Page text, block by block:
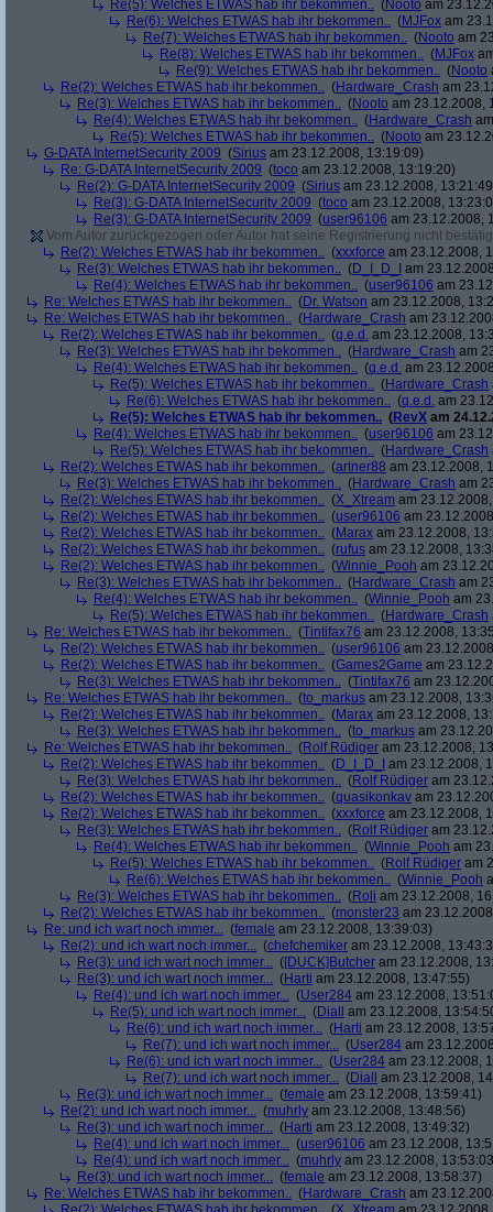
Re(5): Welches ETWAS hab ihr bekommen.. ( Nooto am
Re(6): Welches ETWAS hab ihr bekommen.. (MJFox am
Re(7): Welches ETWAS hab ihr bekommen.. (Nooto am
Re(8): Welches ETWAS hab ihr bekommen.. (MJFox
Re(9): Welches ETWAS hab ihr bekommen.. (Nooto
Re(2): Welches ETWAS hab ihr bekommen.. (Hardware_Crash am
Re(3): Welches ETWAS hab ihr bekommen.. (Nooto am 23.12.2008,
Re(4): Welches ETWAS hab ihr bekommen.. (Hardware_Crash
Re(5): Welches ETWAS hab ihr bekommen.. (Nooto am
G-DATA InternetSecurity 2009 (Sirius am 23.12.2008, 13:19:09)
Re: G-DATA InternetSecurity 2009 (toco am 23.12.2008, 13:19:20)
Re(2): G-DATA InternetSecurity 2009 (Sirius am 23.12.2008,
Re(3): G-DATA InternetSecurity 2009 (toco am 23.12.2008,
Re(3): G-DATA InternetSecurity 2009 (user96106 am 23.12.2008,
Vom Autor zurückgezogen oder Autor hat seine Registrierung nicht
Re(2): Welches ETWAS hab ihr bekommen.. (xxxforce am 23.12.2008,
Re(3): Welches ETWAS hab ihr bekommen.. (D_I_D_I
am
Re(4): Welches ETWAS hab ihr bekommen.. (user96106 am
Re: Welches ETWAS hab ihr bekommen.. (Dr. Watson am 23.12.2008,
Re: Welches ETWAS hab ihr bekommen.. (Hardware_Crash am
Re(2): Welches ETWAS hab ihr bekommen.. (q.e.d. am 23.12.2008,
Re(3): Welches ETWAS hab ihr bekommen.. (Hardware_Crash am
Re(4): Welches ETWAS hab ihr bekommen.. (q.e.d. am
Re(5): Welches ETWAS hab ihr bekommen.. (Hardware_Crash
Re(6): Welches ETWAS hab ihr bekommen.. (q.e.d. am
Re(5): Welches ETWAS hab ihr bekommen.. (RevX am
Re(4): Welches ETWAS hab ihr bekommen.. (user96106 am
Re(5): Welches ETWAS hab ihr bekommen.. (Hardware_Crash
Re(2): Welches ETWAS hab ihr bekommen.. (artner88 am 23.12.2008,
Re(3): Welches ETWAS hab ihr bekommen.. (Hardware_Crash am
Re(2): Welches ETWAS hab ihr bekommen.. (X_Xtream am
Re(2): Welches ETWAS hab ihr bekommen.. (user96106 am
Re(2): Welches ETWAS hab ihr bekommen.. (Marax am 23.12.2008,
Re(2): Welches ETWAS hab ihr bekommen.. (rufus am 23.12.2008,
Re(2): Welches ETWAS hab ihr bekommen.. (Winnie_Pooh am
Re(3): Welches ETWAS hab ihr bekommen.. (Hardware_Crash am
Re(4): Welches ETWAS hab ihr bekommen.. (Winnie_Pooh am
Re(5): Welches ETWAS hab ihr bekommen.. (Hardware_Crash
Re: Welches ETWAS hab ihr bekommen.. (Tintifax76 am 23.12.2008,
Re(2): Welches ETWAS hab ihr bekommen.. (user96106 am
Re(2): Welches ETWAS hab ihr bekommen.. (Games2Game am
Re(3): Welches ETWAS hab ihr bekommen.. (Tintifax76 am
Re: Welches ETWAS hab ihr bekommen.. (to_markus am 23.12.2008,
Re(2): Welches ETWAS hab ihr bekommen.. (Marax am 23.12.2008,
Re(3): Welches ETWAS hab ihr bekommen.. (to_markus am
Re: Welches ETWAS hab ihr bekommen.. (Rolf Rüdiger am 23.12.2008,
Re(2): Welches ETWAS hab ihr bekommen.. (D_I_D_I
am 23.12.2008,
Re(3): Welches ETWAS hab ihr bekommen.. (Rolf Rüdiger am
Re(2): Welches ETWAS hab ihr bekommen.. (quasikonkav am
Re(2): Welches ETWAS hab ihr bekommen.. (xxxforce am 23.12.2008,
Re(3): Welches ETWAS hab ihr bekommen.. (Rolf Rüdiger am
Re(4): Welches ETWAS hab ihr bekommen.. (Winnie_Pooh am
Re(5): Welches ETWAS hab ihr bekommen.. (Rolf Rüdiger am
Re(6): Welches ETWAS hab ihr bekommen.. (Winnie_Pooh
Re(3): Welches ETWAS hab ihr bekommen.. (Roli am 23.12.2008,
Re(2): Welches ETWAS hab ihr bekommen.. (monster23 am
Re: und ich wart noch immer... (female am 23.12.2008, 13:39:03)
Re(2): und ich wart noch immer... (chefchemiker am 23.12.2008,
Re(3): und ich wart noch immer... ([DUCK]Butcher am 23.12.2008,
Re(3): und ich wart noch immer... (Harti am 23.12.2008, 13:47:55)
Re(4): und ich wart noch immer... (User284 am 23.12.2008,
Re(5): und ich wart noch immer... (Diall
am 23.12.2008,
Re(6): und ich wart noch immer... (Harti am 23.12.2008,
Re(7): und ich wart noch immer... (User284 am
Re(6): und ich wart noch immer... (User284 am 23.12.2008,
Re(7): und ich wart noch immer... (Diall
am 23.12.2008,
Re(3): und ich wart noch immer... (female am 23.12.2008, 13:59:41)
Re(2): und ich wart noch immer... (muhrly am 23.12.2008, 13:48:56)
Re(3): und ich wart noch immer... (Harti am 23.12.2008, 13:49:32)
Re(4): und ich wart noch immer... (user96106 am 23.12.2008,
Re(4): und ich wart noch immer... (muhrly am 23.12.2008,
Re(3): und ich wart noch immer... (female am 23.12.2008, 13:58:37)
Re: Welches ETWAS hab ihr bekommen.. (Hardware_Crash am